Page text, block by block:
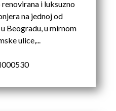
i luksuzno
na jednoj od
Beogradu, u mirnom
ulice,...